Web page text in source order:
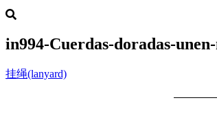
in994-Cuerdas-doradas-
挂绳(lanyard)